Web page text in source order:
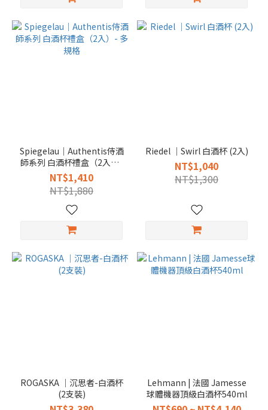
Spiegelau｜Authentis侍酒
師系列 白酒杯禮盒（2入）-
多規格
NT$1,410
NT$1,880
Riedel │Swirl 白酒杯 (2入)
NT$1,040
NT$1,300
ROGASKA │沉思者-白酒杯
(2支裝)
Lehmann | 法國 Jamesse
球體機器頂級白酒杯540ml